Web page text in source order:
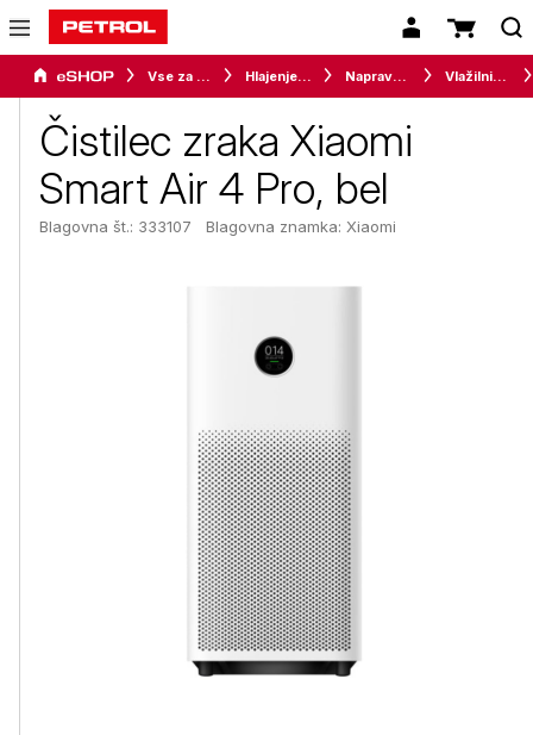
Vse za dom Hlajenje in gretje Naprave za ugodno bivalno klimo Vlažilniki in difuzorji
Čistilec zraka Xiaomi
Smart Air 4 Pro, bel
Blagovna št.: 333107 Blagovna znamka: Xiaomi